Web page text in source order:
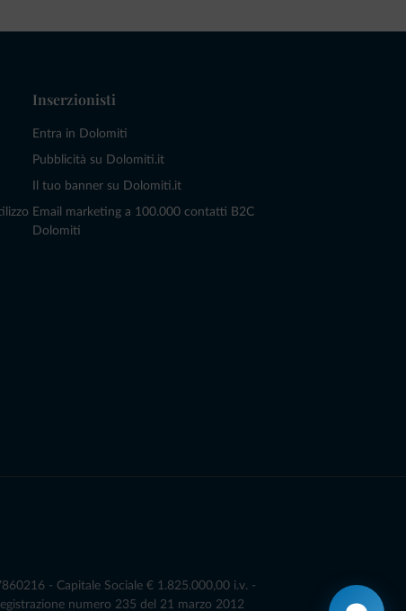
Inserzionisti
Entra in Dolomiti
Pubblicità su Dolomiti.it
Il tuo banner su Dolomiti.it
Email marketing a 100.000 contatti B2C
Dolomiti
- Capitale Sociale € 1.825.000,00 i.v. -
numero 235 del 21 marzo 2012